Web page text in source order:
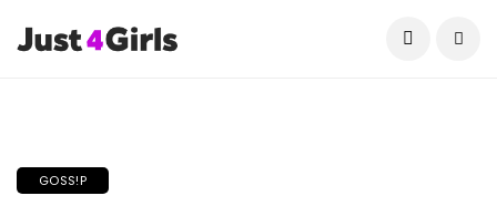
GOSS!P